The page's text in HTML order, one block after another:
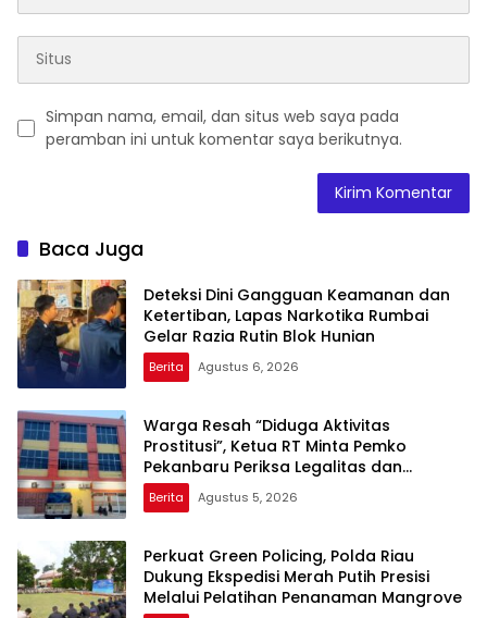
Simpan nama, email, dan situs web saya pada
peramban ini untuk komentar saya berikutnya.
Baca Juga
Deteksi Dini Gangguan Keamanan dan
Ketertiban, Lapas Narkotika Rumbai
Gelar Razia Rutin Blok Hunian
Berita Agustus 6, 2026
Warga Resah “Diduga Aktivitas
Prostitusi”, Ketua RT Minta Pemko
Pekanbaru Periksa Legalitas dan
Aktivitas Z Homestay di Jalan Tanjung
Datuk
Berita Agustus 5, 2026
Perkuat Green Policing, Polda Riau
Dukung Ekspedisi Merah Putih Presisi
Melalui Pelatihan Penanaman Mangrove